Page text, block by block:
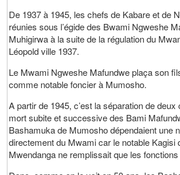
De 1937 à 1945, les chefs de Kabare et de
réunies sous l’égide des Bwami Ngweshe
Muhigirwa à la suite de la régulation du
Léopold ville 1937.
Le Mwami Ngweshe Mafundwe plaça son
comme notable foncier à Mumosho.
A partir de 1945, c’est la séparation de
mort subite et successive des Bami
Bashamuka de Mumosho dépendaient une
directement du Mwami car le notable Kagisi
Mwendanga ne remplissait que les